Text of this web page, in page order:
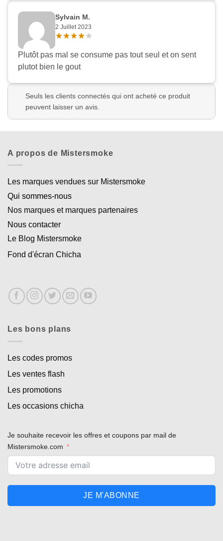
Sylvain M.
2 Juillet 2023
Plutôt pas mal se consume pas tout seul et on sent
plutot bien le gout
Seuls les clients connectés qui ont acheté ce produit
peuvent laisser un avis.
A propos de Mistersmoke
Les marques vendues sur Mistersmoke
Qui sommes-nous
Nos marques et marques partenaires
Nous contacter
Le Blog Mistersmoke
Fond d'écran Chicha
Les bons plans
Les codes promos
Les ventes flash
Les promotions
Les occasions chicha
Je souhaite recevoir les offres et coupons par mail de
Mistersmoke.com
JE M'ABONNE